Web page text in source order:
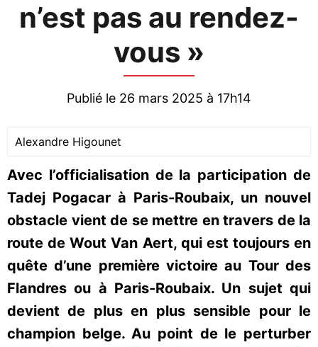
n’est pas au rendez-
vous »
Publié le 26 mars 2025 à 17h14
Alexandre Higounet
Avec l’officialisation de la participation de
Tadej Pogacar à Paris-Roubaix, un nouvel
obstacle vient de se mettre en travers de la
route de Wout Van Aert, qui est toujours en
quête d’une première victoire au Tour des
Flandres ou à Paris-Roubaix. Un sujet qui
devient de plus en plus sensible pour le
champion belge. Au point de le perturber